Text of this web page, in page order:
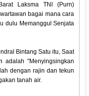
Laksma TNI (Purn)
bagai mana cara
dulu Memanggul Senjata
Bintang Satu itu, Saat
adalah "Menyingsingkan
dengan rajin dan tekun
tanah air.